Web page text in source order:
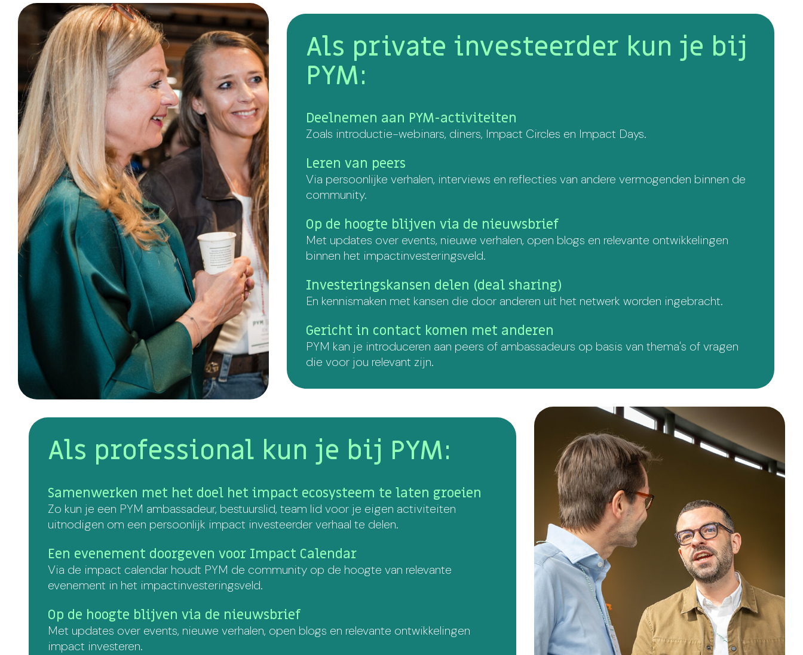
Als private investeerder kun je bij
PYM:
Deelnemen aan PYM-activiteiten
Zoals introductie-webinars, diners, Impact Circles en Impact Days.
Leren van peers
Via persoonlijke verhalen, interviews en reflecties van andere vermogenden binnen de
community.
Op de hoogte blijven via de nieuwsbrief
Met updates over events, nieuwe verhalen, open blogs en relevante ontwikkelingen
binnen het impactinvesteringsveld.
Investeringskansen delen (deal sharing)
En kennismaken met kansen die door anderen uit het netwerk worden ingebracht.
Gericht in contact komen met anderen
PYM kan je introduceren aan peers of ambassadeurs op basis van thema's of vragen
die voor jou relevant zijn.
Als professional kun je bij PYM:
Samenwerken met het doel het impact ecosysteem te laten groeien
Zo kun je een PYM ambassadeur, bestuurslid, team lid voor je eigen activiteiten
uitnodigen om een persoonlijk impact investeerder verhaal te delen.
Een evenement doorgeven voor Impact Calendar
Via de impact calendar houdt PYM de community op de hoogte van relevante
evenement in het impactinvesteringsveld.
Op de hoogte blijven via de nieuwsbrief
Met updates over events, nieuwe verhalen, open blogs en relevante ontwikkelingen
impact investeren.